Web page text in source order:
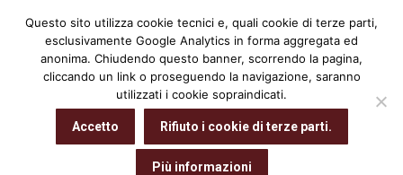
Cerca:
Archivio giornaliero:18 Luglio 2012
Tu sei qui:
Home 2012 Luglio 18
Questo sito utilizza cookie tecnici e, quali cookie di terze parti,
esclusivamente Google Analytics in forma aggregata ed
anonima. Chiudendo questo banner, scorrendo la pagina,
cliccando un link o proseguendo la navigazione, saranno
utilizzati i cookie sopraindicati.
Accetto Rifiuto i cookie di terze parti.
Più informazioni